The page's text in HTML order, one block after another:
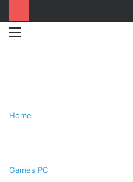
Home
Games PC